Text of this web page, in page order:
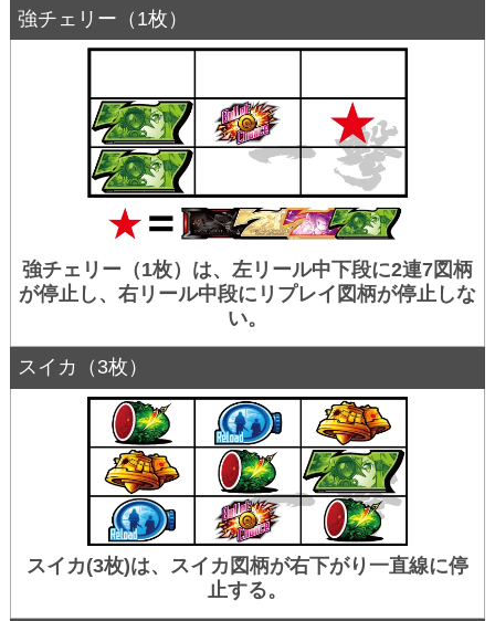
強チェリー（1枚）
強チェリー（1枚）は、左リール中下段に2連7図柄
が停止し、右リール中段にリプレイ図柄が停止しな
い。
スイカ（3枚）
スイカ(3枚)は、スイカ図柄が右下がり一直線に停
止する。